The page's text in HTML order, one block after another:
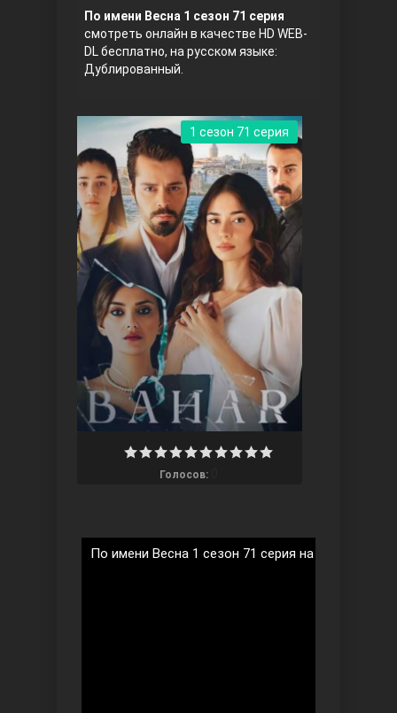
Ветреный холм
По имени Весна 1 сезон 71 серия
смотреть онлайн в качестве HD WEB-
DL бесплатно, на русском языке:
Дублированный.
Голосов:
1 сезон 71 серия
По имени Весна 1 сезон 71 серия на русском